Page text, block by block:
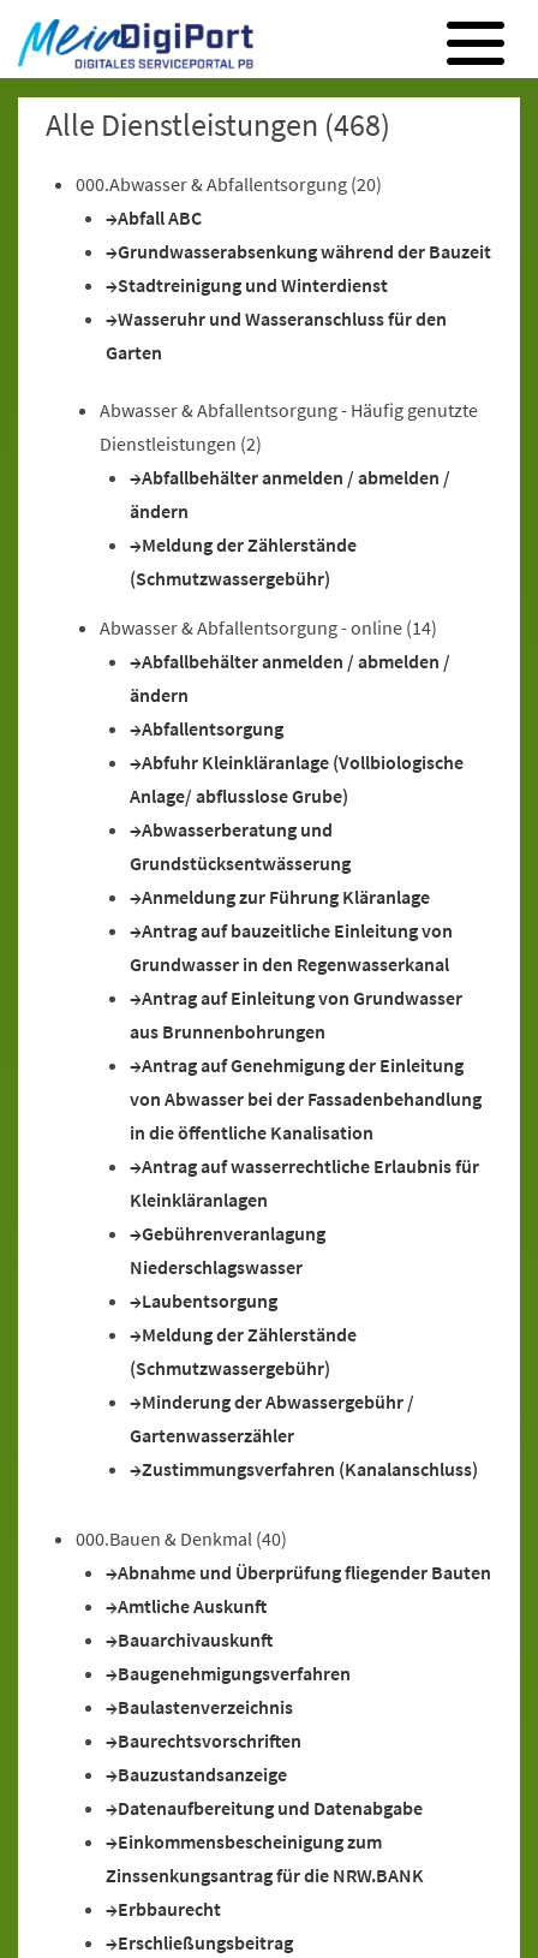
Digitales Serviceportal Paderborn
Zur Hauptnavigation
Zum Inhalt
Zum Footer
Alle Dienstleistungen (468)
000.Abwasser & Abfallentsorgung (20)
Abfall ABC
Grundwasserabsenkung während der Bauzeit
Stadtreinigung und Winterdienst
Wasseruhr und Wasseranschluss für den
Garten
Abwasser & Abfallentsorgung - Häufig genutzte
Dienstleistungen (2)
Abfallbehälter anmelden / abmelden /
ändern
Meldung der Zählerstände
(Schmutzwassergebühr)
Abwasser & Abfallentsorgung - online (14)
Abfallbehälter anmelden / abmelden /
ändern
Abfallentsorgung
Abfuhr Kleinkläranlage (Vollbiologische
Anlage/ abflusslose Grube)
Abwasserberatung und
Grundstücksentwässerung
Anmeldung zur Führung Kläranlage
Antrag auf bauzeitliche Einleitung von
Grundwasser in den Regenwasserkanal
Antrag auf Einleitung von Grundwasser
aus Brunnenbohrungen
Antrag auf Genehmigung der Einleitung
von Abwasser bei der Fassadenbehandlung
in die öffentliche Kanalisation
Antrag auf wasserrechtliche Erlaubnis für
Kleinkläranlagen
Gebührenveranlagung
Niederschlagswasser
Laubentsorgung
Meldung der Zählerstände
(Schmutzwassergebühr)
Minderung der Abwassergebühr /
Gartenwasserzähler
Zustimmungsverfahren (Kanalanschluss)
000.Bauen & Denkmal (40)
Abnahme und Überprüfung fliegender Bauten
Amtliche Auskunft
Bauarchivauskunft
Baugenehmigungsverfahren
Baulastenverzeichnis
Baurechtsvorschriften
Bauzustandsanzeige
Datenaufbereitung und Datenabgabe
Einkommensbescheinigung zum
Zinssenkungsantrag für die NRW.BANK
Erbbaurecht
Erschließungsbeitrag